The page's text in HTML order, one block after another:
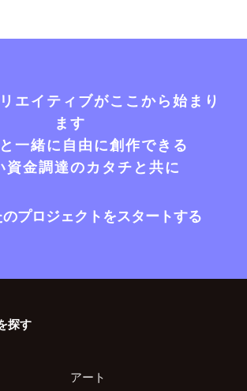
エイティブがここから始まり
ます
一緒に自由に創作できる
資金調達のカタチと共に
プロジェクトをスタートする
探す
アート